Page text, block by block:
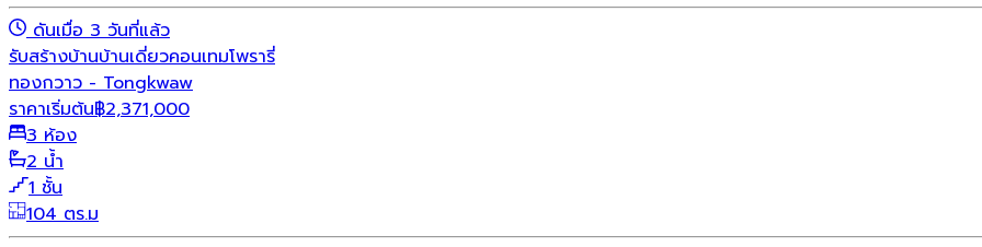
ดันเมื่อ 3 วันที่แล้ว
รับสร้างบ้านบ้านเดี่ยวคอนเทมโพรารี่
ทองกวาว - Tongkwaw
ราคาเริ่มต้น฿2,371,000
3 ห้อง
2 น้ำ
1 ชั้น
104 ตร.ม